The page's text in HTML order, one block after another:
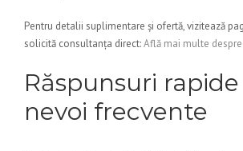
Pentru detalii suplimentare și ofertă, vizitează
solicită consultanța direct:Află mai multe despre
Răspunsuri
nevoi frecvente